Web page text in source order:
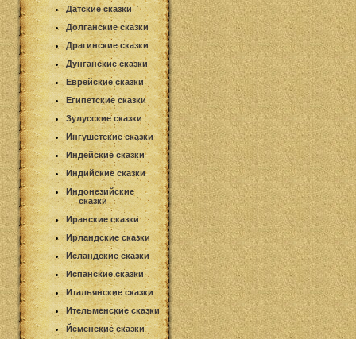
Датские сказки
Долганские сказки
Драгинские сказки
Дунганские сказки
Еврейские сказки
Египетские сказки
Зулусские сказки
Ингушетские сказки
Индейские сказки
Индийские сказки
Индонезийские
сказки
Иранские сказки
Ирландские сказки
Исландские сказки
Испанские сказки
Итальянские сказки
Ительменские сказки
Йеменские сказки